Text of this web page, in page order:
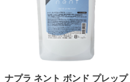
ナプラ ネント ボンド プレップ